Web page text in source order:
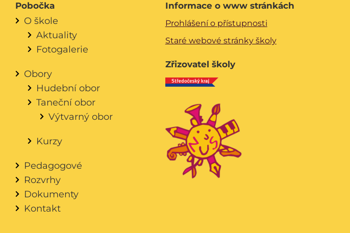
Pobočka
O škole
Aktuality
Fotogalerie
Obory
Hudební obor
Taneční obor
Výtvarný obor
Kurzy
Pedagogové
Rozvrhy
Dokumenty
Kontakt
Informace o www stránkách
Prohlášení o přístupnosti
Staré webové stránky školy
Zřizovatel školy